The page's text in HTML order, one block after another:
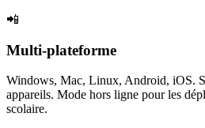
📲
Multi-plateforme
Windows, Mac, Linux, Android, iOS.
appareils. Mode hors ligne pour les
scolaire.